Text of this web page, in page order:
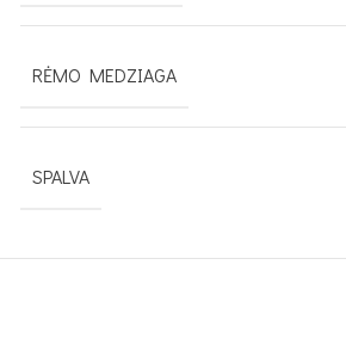
RĖMO MEDZIAGA
SPALVA